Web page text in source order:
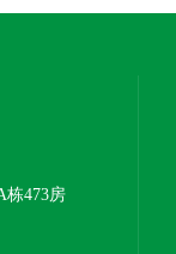
栋473房